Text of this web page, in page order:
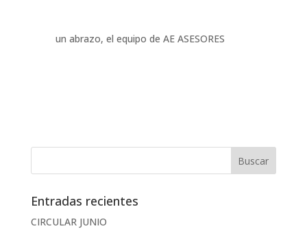
un abrazo, el equipo de AE ASESORES
Entradas recientes
CIRCULAR JUNIO